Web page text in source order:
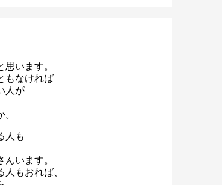
います。
もなければ
人が
人も
います。
もおれば、